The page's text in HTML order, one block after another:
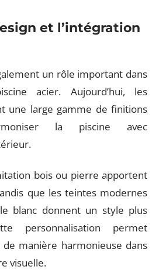
et l’intégration
un rôle important dans
acier. Aujourd’hui, les
une large gamme de finitions
la piscine avec
bois ou pierre apportent
que les teintes modernes
blanc donnent un style plus
personnalisation permet
de manière harmonieuse dans
visuelle.